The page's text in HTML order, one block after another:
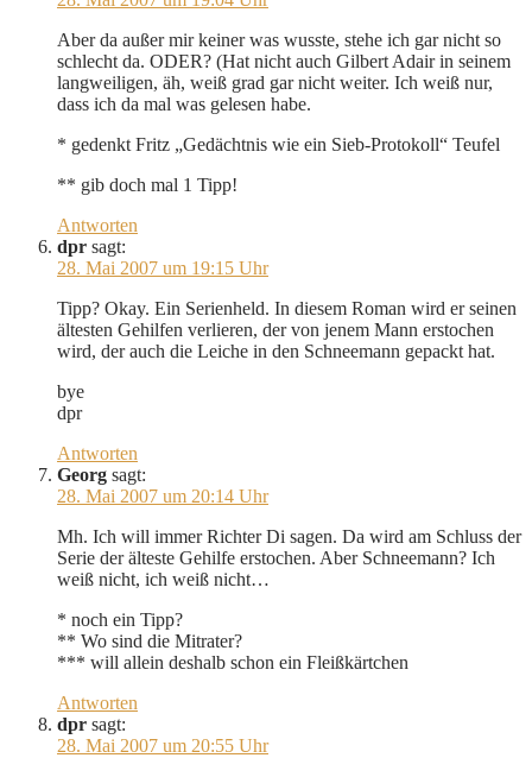
Aber da außer mir keiner was wusste, stehe ich gar nicht so
schlecht da. ODER? (Hat nicht auch Gilbert Adair in seinem
langweiligen, äh, weiß grad gar nicht weiter. Ich weiß nur,
dass ich da mal was gelesen habe.
* gedenkt Fritz „Gedächtnis wie ein Sieb-Protokoll“ Teufel
** gib doch mal 1 Tipp!
Antworten
dpr sagt:
28. Mai 2007 um 19:15 Uhr
Tipp? Okay. Ein Serienheld. In diesem Roman wird er seinen
ältesten Gehilfen verlieren, der von jenem Mann erstochen
wird, der auch die Leiche in den Schneemann gepackt hat.
bye
dpr
Antworten
Georg sagt:
28. Mai 2007 um 20:14 Uhr
Mh. Ich will immer Richter Di sagen. Da wird am Schluss der
Serie der älteste Gehilfe erstochen. Aber Schneemann? Ich
weiß nicht, ich weiß nicht…
* noch ein Tipp?
** Wo sind die Mitrater?
*** will allein deshalb schon ein Fleißkärtchen
Antworten
dpr sagt:
28. Mai 2007 um 20:55 Uhr